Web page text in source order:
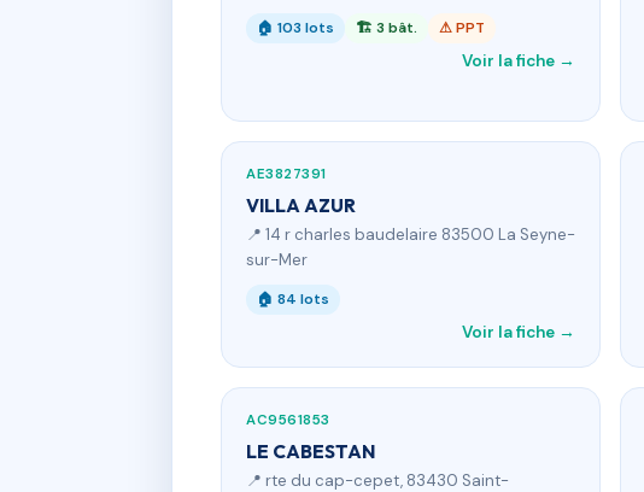
🏠 103 lots 🏗 3 bât. ⚠ PPT
Voir la fiche →
AE3827391
VILLA AZUR
📍 14 r charles baudelaire 83500 La Seyne-
sur-Mer
🏠 84 lots
Voir la fiche →
AC9561853
LE CABESTAN
📍 rte du cap-cepet, 83430 Saint-